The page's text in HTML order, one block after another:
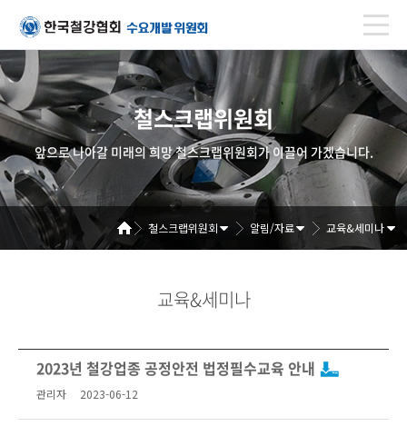
철스크랩위원회
앞으로 나아갈 미래의 희망 철스크랩위원회가 이끌어 가겠습니다.
철스크랩위원회 알림/자료 교육&세미나
교육&세미나
2023년 철강업종 공정안전 법정필수교육 안내
관리자 2023-06-12